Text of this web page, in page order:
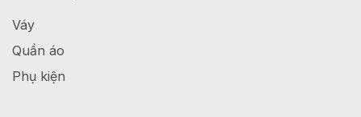
Váy
Quần áo
Phụ kiện